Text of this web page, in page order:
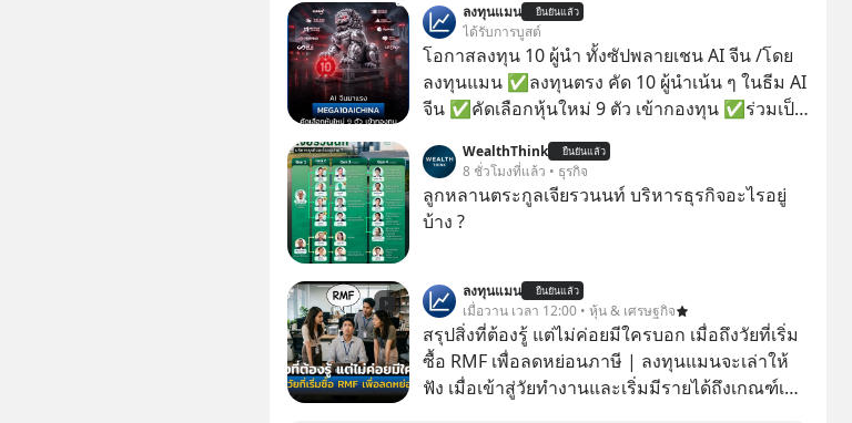
ไม่เคยปฏิเสธใครอย่างนี้มาก่อน แต่พอตั้งใจจะ
‘สร้างขอบเขต’ เพื่อตัวเองดูสักครั้ง กลับทำให้เกิด
รอยร้าวในความสัมพันธ์เสียอย่างนั้น โดยรายการ
แอปเท๋ Dinner Talk ในวันนี้โฮสต์ทั้ง 2 ท่าน แทป-
รวิศ หาญอุตสาหะ และ เอ๋ นิ้วกลม-สราวุธ เฮ้ง
สวัสดิ์ จะพาทุกคนไปสำรวจวิธีสร้างขอบเขตเพื่อ
รักษาใจของตัวเองและรักษาความสัมพันธ์ของคน
รอบข้างไปพร้อมกัน #boundary
#selfdevelopment #แอปเท๋dinnertalk
ลงทุนแมน ยืนยันแล้ว
ได้รับการบูสต์
โอกาสลงทุน 10 ผู้นำ ทั้งซัปพลายเชน AI จีน /โดย
ลงทุนแมน ✅ลงทุนตรง คัด 10 ผู้นำเน้น ๆ ในธีม AI
จีน ✅คัดเลือกหุ้นใหม่ 9 ตัว เข้ากองทุน ✅ร่วมเป็น
ความจำ โมเดล AI ยันหุ่นยนต์ ✅ได้การรับยกเว้น
ภาษี Capital Gain ตามกฎหมายภาษีของ
ประเทศไทย
WealthThink ยืนยันแล้ว
8 ชั่วโมงที่แล้ว • ธุรกิจ
ลูกหลานตระกูลเจียรวนนท์ บริหารธุรกิจอะไรอยู่
บ้าง ?
ลงทุนแมน ยืนยันแล้ว
เมื่อวาน เวลา 12:00 • หุ้น & เศรษฐกิจ
สรุปสิ่งที่ต้องรู้ แต่ไม่ค่อยมีใครบอก เมื่อถึงวัยที่เริ่ม
ซื้อ RMF เพื่อลดหย่อนภาษี | ลงทุนแมนจะเล่าให้
ฟัง เมื่อเข้าสู่วัยทำงานและเริ่มมีรายได้ถึงเกณฑ์เสีย